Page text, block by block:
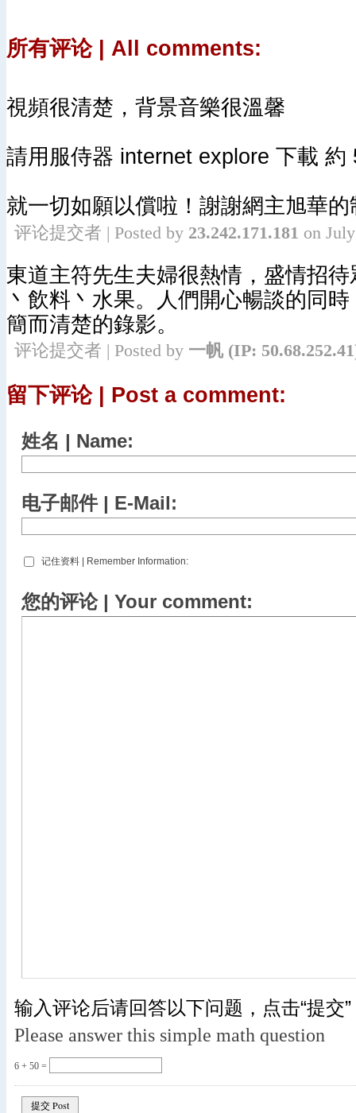
所有评论 | All comments:
視頻很清楚，背景音樂很溫馨
請用服侍器 internet explore 下載 約
就一切如願以償啦！謝謝網主旭華的
评论提交者 | Posted by 23.242.171.181 on
東道主符先生夫婦很熱情，盛情招
丶飲料丶水果。人們開心暢談的同
簡而清楚的錄影。
评论提交者 | Posted by 一帆 (IP:
留下评论 | Post a comment:
姓名 | Name:
电子邮件 | E-Mail:
记住资料 | Remember Information:
您的评论 | Your comment:
输入评论后请回答以下问题，点击“提交”
Please answer this simple math question
6 + 50 =